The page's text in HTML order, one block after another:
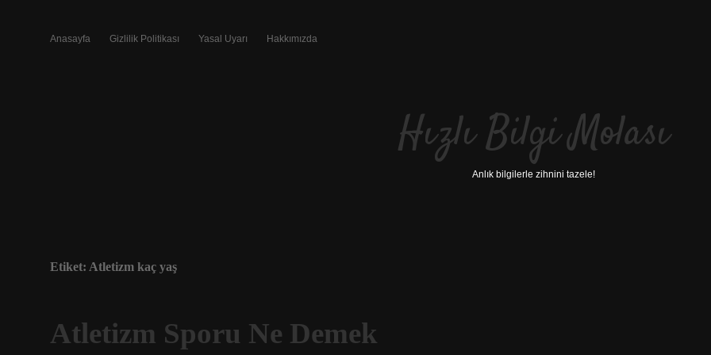
Anasayfa Gizlilik Politikası Yasal Uyarı Hakkımızda
Hızlı Bilgi Molası
Anlık bilgilerle zihnini tazele!
Etiket: Atletizm kaç yaş
Atletizm Sporu Ne Demek